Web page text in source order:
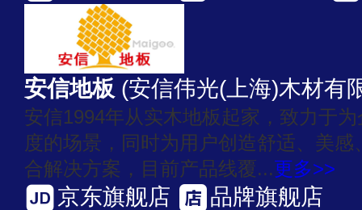
安信地板 (安信伟光(上海)木材有
安信1994年从实木地板起家，致力于
度的场景，同时为用户创造舒适、美
合解决方案，目前产品线覆...更多>>
京东旗舰店 品牌旗舰店